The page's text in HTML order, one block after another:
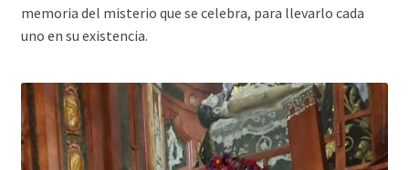
memoria del misterio que se celebra, para llevarlo cada
uno en su existencia.